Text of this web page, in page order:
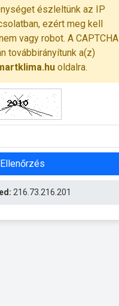
észleltünk az IP
ezért meg kell
vagy robot. A CAPTCHA
továbbirányítunk a(z)
oldalra.
Ellenőrzés
216.73.216.201